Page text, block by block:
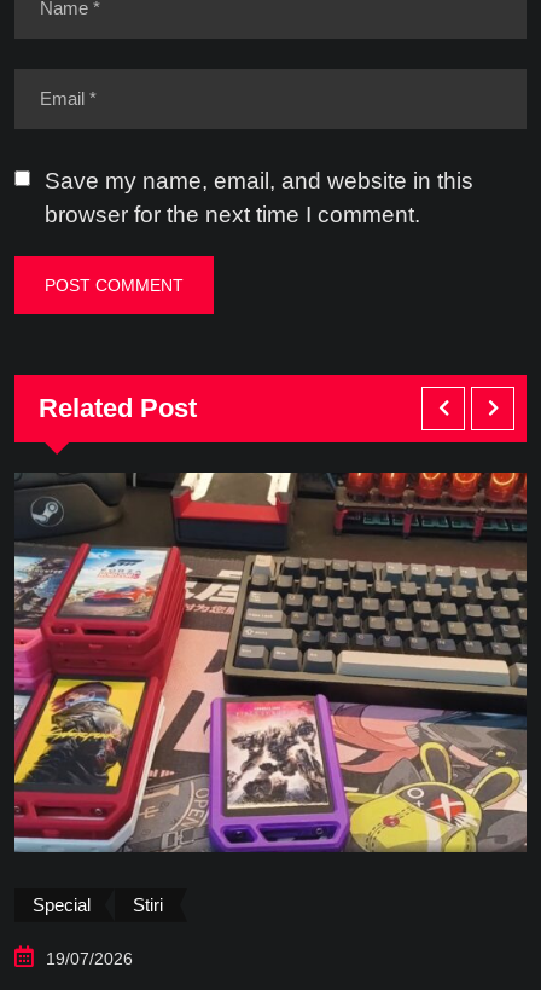
Save my name, email, and website in this
browser for the next time I comment.
Related Post
Special
17/07/2026